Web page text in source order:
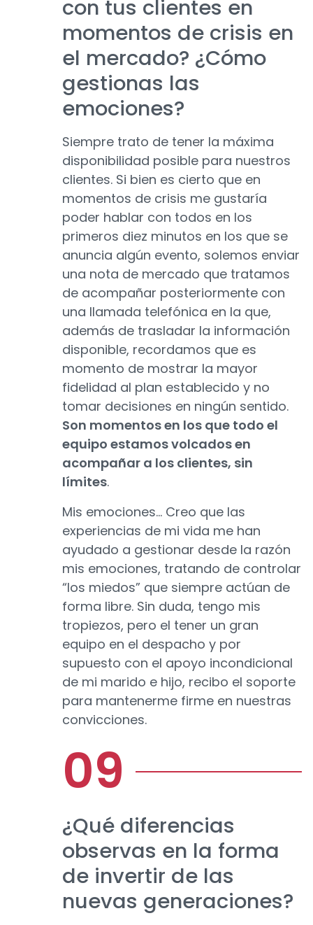
con tus clientes en
momentos de crisis en
el mercado? ¿Cómo
gestionas las
emociones?
Siempre trato de tener la máxima
disponibilidad posible para nuestros
clientes. Si bien es cierto que en
momentos de crisis me gustaría
poder hablar con todos en los
primeros diez minutos en los que se
anuncia algún evento, solemos enviar
una nota de mercado que tratamos
de acompañar posteriormente con
una llamada telefónica en la que,
además de trasladar la información
disponible, recordamos que es
momento de mostrar la mayor
fidelidad al plan establecido y no
tomar decisiones en ningún sentido.
Son momentos en los que todo el
equipo estamos volcados en
acompañar a los clientes, sin
límites.
Mis emociones... Creo que las
experiencias de mi vida me han
ayudado a gestionar desde la razón
mis emociones, tratando de controlar
“los miedos” que siempre actúan de
forma libre. Sin duda, tengo mis
tropiezos, pero el tener un gran
equipo en el despacho y por
supuesto con el apoyo incondicional
de mi marido e hijo, recibo el soporte
para mantenerme firme en nuestras
convicciones.
¿Qué diferencias
observas en la forma
de invertir de las
nuevas generaciones?